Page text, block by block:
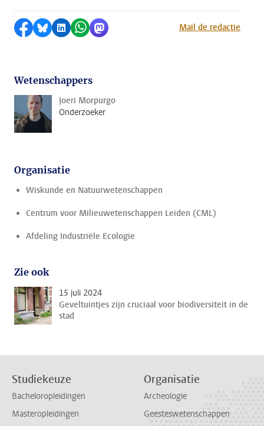
Delen op Facebook
Delen via Bluesky
Delen op LinkedIn
Delen via WhatsApp
Delen via MastodonMail de redactie
Wetenschappers
Joeri Morpurgo
Onderzoeker
Organisatie
Wiskunde en Natuurwetenschappen
Centrum voor Milieuwetenschappen Leiden (CML)
Afdeling Industriële Ecologie
Zie ook
15 juli 2024
Geveltuintjes zijn cruciaal voor biodiversiteit in de
stad
Studiekeuze
Bacheloropleidingen
Masteropleidingen
Organisatie
Archeologie
Geesteswetenschappen